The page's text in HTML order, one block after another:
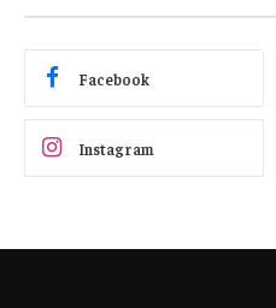
Facebook
Instagram